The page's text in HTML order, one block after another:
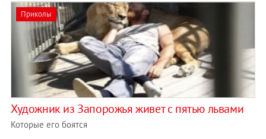
Приколы
Художник из Запорожья живет с пятью львами
Которые его боятся